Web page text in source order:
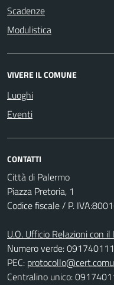
Scadenze
Modulistica
VIVERE IL COMUNE
Luoghi
Eventi
CONTATTI
Città di Palermo
Piazza Pretoria, 1
Codice fiscale / P.
U.O. Ufficio Relazioni con il
Numero verde:
PEC:
Centralino unico: